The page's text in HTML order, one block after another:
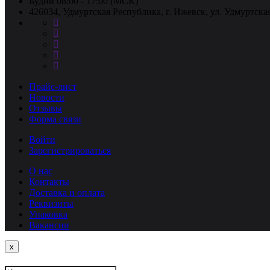
426034, Удмуртская Республика, г. Ижевск, ул.
Прайс-лист
Новости
Отзывы
Форма связи
Войти
Зарегистрироваться
О нас
Контакты
Доставка и оплата
Реквизиты
Упаковка
Вакансии
x